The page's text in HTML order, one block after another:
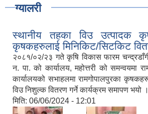
ग्यालरी
स्थानीय तहका विउ उत्पादक
कृषकहरुलाई मिनिकिट/सिटकिट
२०८१/०२/२३ गते कृषि विकास फारम
न. पा. को कार्यालय, महोत्तरी को समन्वयमा
कार्यालयको सभाहलमा रामगोपालपुरका
विउ निशुल्क वितरण गर्ने कार्यक्रम समापण भयो ।
मिति: 06/06/2024 - 12:01